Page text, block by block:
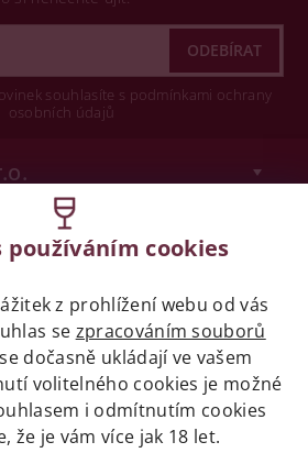
souhlasíte s podmínkami ochrany
osobních údajů
používáním cookies
z prohlížení webu od vás
se zpracováním souborů
dočasně ukládají ve vašem
volitelného cookies je možné
i odmítnutím cookies
že je vám více jak 18 let.